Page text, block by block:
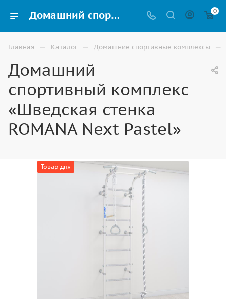
Домашний спортивный комплекс «Шведская стенка ROMANA Next Pastel» для детей купить в Астрахани 0
Главная — Каталог — Домашние спортивные комплексы —
Домашний
спортивный комплекс
«Шведская стенка
ROMANA Next Pastel»
Товар дня